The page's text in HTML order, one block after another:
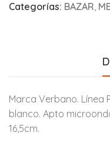
Categorías: BAZAR,
Marca Verbano. Línea
blanco. Apto
16,5cm.